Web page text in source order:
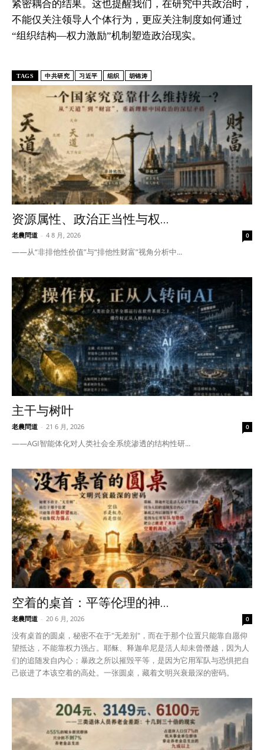
請訂閱《問道研究所》簡訊
问道研究所致力于复兴中华传统科学，并搭建东西方科学沟
通的桥梁。我们根植于中华文明深厚的科学智慧，结合现代
方法，探索宇宙、自然与人类社会的深层规律。通过系统研
究与跨学科对话，推动传统与现代的创新融合，如中西医结
合、太极启迪AI。我们旨在为理解当今世界提供基于传统智慧
与现代科学的解决方案，并展望构建以人为本、尊重自然的
全球知识体系，共同探索真理，开创未来。
I WANT IN
I've read and accept thePrivacy Policy.
紧密耦合的结果。这也提醒我们，在研究中共政治时，
不能仅关注领导人个体行为，更应关注制度如何通过
“组织结构—权力激励”机制塑造政治现实。
TAGS 中共研究 习近平 组织 胡锦涛
资源属性、政治正当性与权...
老農問道 - 4 8 月, 2026 0
——从“非排他性价值”与“排他性财富”视角分析中...
主干与树叶
老農問道 - 21 6 月, 2026 0
——AGI智能体化对人类社会全系统渗透的结构性研...
空着的桌首：平等伦理的神...
老農問道 - 20 6 月, 2026 0
没有桌首的圆桌，秘密不在于"无差别"，而在于那个位置只能靠自愿仰
望抵达，不能靠权力强占。耶稣、释迦牟尼是活人却未曾僭越，因为人
们的追随发自内心；暴政之所以摧毁平等，是因为它用军队与恐惧把自
己嵌进了本该空着的高处。一张圆桌，藏着文明兴衰最深的密码。